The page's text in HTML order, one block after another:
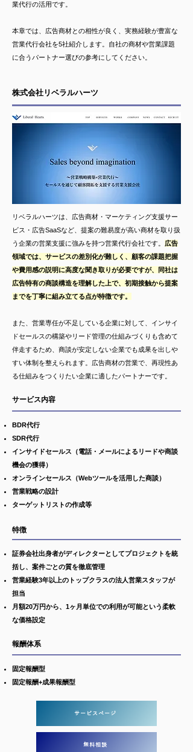
業代行の活用です。
本章では、広告商材との相性が良く、実務経験が豊富な
営業代行会社を5社紹介します。自社の商材や営業課題
に合うパートナー選びの参考にしてください。
株式会社リベラルハーツ
リベラルハーツは、広告商材・マーケティング支援サー
ビス・広告SaaSなど、提案の難易度が高い商材を取り扱
う企業の営業支援に強みを持つ営業代行会社です。 広告
領域では、サービスの差別化が難しく、顧客の課題把握
や費用感の説明に高度な聞き取りが必要ですが、​同社は
広告特有の商談構造を理解した上で、初期接触から提案
までを丁寧に組み立てる点が特徴です。
また、営業専任が不足している企業に対して、インサイ
ドセールスの構築やリード管理の仕組みづくりも含めて
伴走するため、商談が安定しない企業でも成果を出しや
すい体制を整えられます。広告商材の営業で、再現性あ
る仕組みをつくりたい企業に適したパートナーです。
サービス内容
​BDR代行
SDR代行
インサイドセールス（電話・メールによるリードや商談
機会の獲得）
オンラインセールス（Webツールを活用した商談）
営業戦略の設計
ターゲットリストの作成等
特徴
証券会社出身者がディレクターとしてプロジェクトを統
括し、案件ごとの質を徹底管理
営業経験3年以上のトップクラスの法人営業スタッフが
担当
月額20万円から、1ヶ月単位での利用が可能という柔軟
な価格設定
報酬体系
固定報酬型
固定報酬+成果報酬型
サービスページ
無料相談